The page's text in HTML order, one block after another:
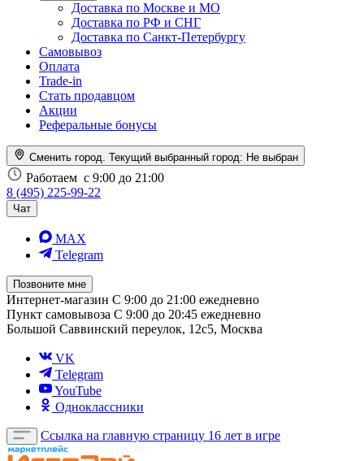
Доставка по Москве и МО
Доставка по РФ и СНГ
Доставка по Санкт-Петербургу
Самовывоз
Оплата
Trade-in
Стать продавцом
Акции
Реферальные бонусы
Сменить город. Текущий выбранный город: Не выбран
Работаем с 9:00 до 21:00
8 (495) 225-99-22
Чат
MAX
Telegram
Позвоните мне
Интернет-магазин С 9:00 до 21:00 ежедневно
Пункт самовывоза С 9:00 до 20:45 ежедневно
Большой Саввинский переулок, 12с5, Москва
VK
Telegram
YouTube
Одноклассники
Ссылка на главную страницу 16 лет в игре